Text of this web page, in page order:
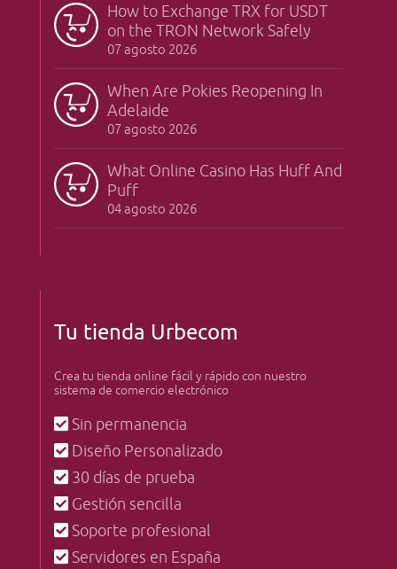
How to Exchange TRX for USDT
on the TRON Network Safely
07 agosto 2026
When Are Pokies Reopening In
Adelaide
07 agosto 2026
What Online Casino Has Huff And
Puff
04 agosto 2026
Tu tienda Urbecom
Crea tu tienda online fácil y rápido con nuestro
sistema de comercio electrónico
Sin permanencia
Diseño Personalizado
30 días de prueba
Gestión sencilla
Soporte profesional
Servidores en España